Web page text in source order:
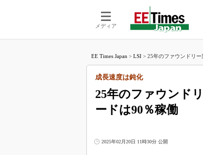
メディア
電池／
EE Times Japan > LSI > 25年のファウンドリ
25年のファウンド
ードは90％稼働
成長速度は鈍化
2025年02月20日 11時30分 公開